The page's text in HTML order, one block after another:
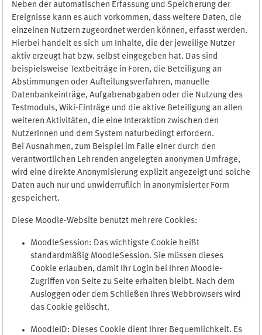
Neben der automatischen Erfassung und Speicherung der
Ereignisse kann es auch vorkommen, dass weitere Daten, die
einzelnen Nutzern zugeordnet werden können, erfasst werden.
Hierbei handelt es sich um Inhalte, die der jeweilige Nutzer
aktiv erzeugt hat bzw. selbst eingegeben hat. Das sind
beispielsweise Textbeiträge in Foren, die Beteiligung an
Abstimmungen oder Aufteilungsverfahren, manuelle
Datenbankeinträge, Aufgabenabgaben oder die Nutzung des
Testmoduls, Wiki-Einträge und die aktive Beteiligung an allen
weiteren Aktivitäten, die eine Interaktion zwischen den
NutzerInnen und dem System naturbedingt erfordern.
Bei Ausnahmen, zum Beispiel im Falle einer durch den
verantwortlichen Lehrenden angelegten anonymen Umfrage,
wird eine direkte Anonymisierung explizit angezeigt und solche
Daten auch nur und unwiderruflich in anonymisierter Form
gespeichert.
Diese Moodle-Website benutzt mehrere Cookies:
MoodleSession: Das wichtigste Cookie heißt
standardmäßig MoodleSession. Sie müssen dieses
Cookie erlauben, damit Ihr Login bei Ihren Moodle-
Zugriffen von Seite zu Seite erhalten bleibt. Nach dem
Ausloggen oder dem Schließen Ihres Webbrowsers wird
das Cookie gelöscht.
MoodleID: Dieses Cookie dient Ihrer Bequemlichkeit. Es